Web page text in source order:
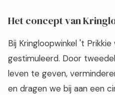
Het concept van
Bij Kringloopwinkel 't
gestimuleerd. Door
leven te geven,
en dragen we bij aan een